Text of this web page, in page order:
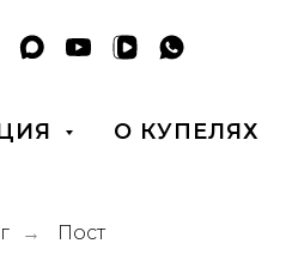
О КУПЕЛЯХ
→ Пост